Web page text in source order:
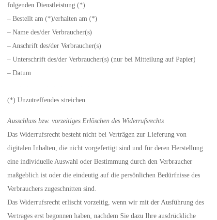
folgenden Dienstleistung (*)
– Bestellt am (*)/erhalten am (*)
– Name des/der Verbraucher(s)
– Anschrift des/der Verbraucher(s)
– Unterschrift des/der Verbraucher(s) (nur bei Mitteilung auf Papier)
– Datum
—————————————
(*) Unzutreffendes streichen.
Ausschluss bzw. vorzeitiges Erlöschen des Widerrufsrechts
Das Widerrufsrecht besteht nicht bei Verträgen zur Lieferung von
digitalen Inhalten, die nicht vorgefertigt sind und für deren Herstellung
eine individuelle Auswahl oder Bestimmung durch den Verbraucher
maßgeblich ist oder die eindeutig auf die persönlichen Bedürfnisse des
Verbrauchers zugeschnitten sind.
Das Widerrufsrecht erlischt vorzeitig, wenn wir mit der Ausführung des
Vertrages erst begonnen haben, nachdem Sie dazu Ihre ausdrückliche